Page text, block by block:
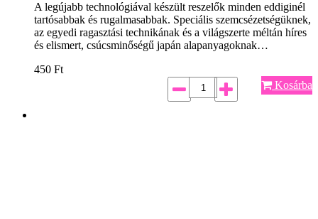
A legújabb technológiával készült reszelők minden eddiginél
tartósabbak és rugalmasabbak. Speciális szemcsézetségüknek,
az egyedi ragasztási technikának és a világszerte méltán híres
és elismert, csúcsminőségű japán alapanyagoknak…
450 Ft
Kosárba